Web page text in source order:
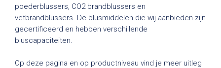
poederblussers, CO2 brandblussers en
vetbrandblussers. De blusmiddelen die wij aanbieden zijn
gecertificeerd en hebben verschillende
bluscapaciteiten.
Op deze pagina en op productniveau vind je meer uitleg